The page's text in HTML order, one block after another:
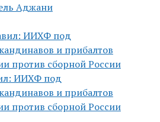
Аджани
ИИХФ под
и прибалтов
против сборной России